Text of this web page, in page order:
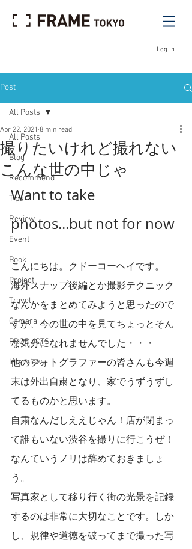
Log In
Post
All Posts
Blog
Recommend
Tips
Review
Event
Book
Project
Travel
Camera
PRODUCTS
Interview
All Posts
撮りたいけれど撮れない
こんな世の中じゃ
Apr 22, 2021 8 min read
Want to take
photos...but not for now
こんにちは。クドーコーヘイです。
海外スナップ後編とか撮影テクニック
なんかをまとめてみようと思ったので
すが、今の世の中を見てちょっとそん
な気分になれませんでした・・・
他のフォトグラファーの皆さんも今週
末は外出自粛となり、家でうずうずし
てるものかと思います。
自粛なんだしええじゃん！店が閉まっ
て誰もいない渋谷を撮りに行こうぜ！
なんていうノリは辞めておきましょ
う。
写真家として移り行く街の光景を記録
するのは非常に大切なことです。しか
し、規律や道徳を破ってまで撮った写